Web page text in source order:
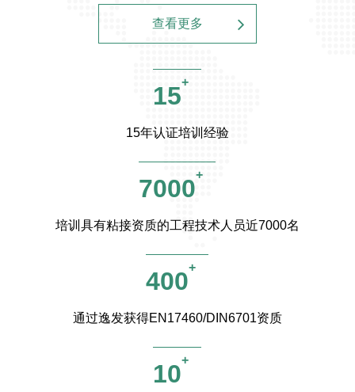
查看更多
15+
15年认证培训经验
7000+
培训具有粘接资质的工程技术人员近7000名
400+
通过逸发获得EN17460/DIN6701资质
10+